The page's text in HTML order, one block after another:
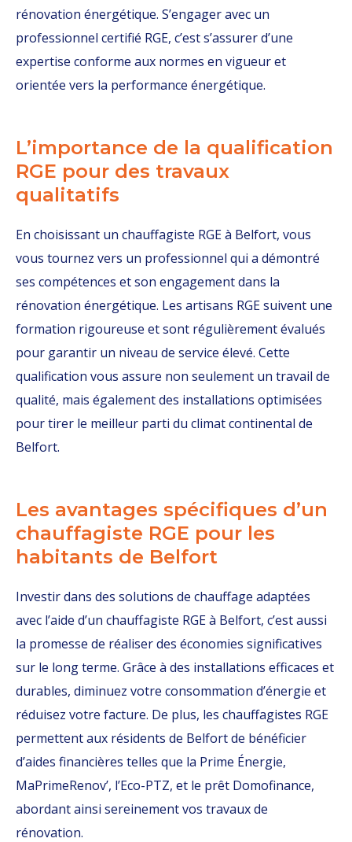
rénovation énergétique. S’engager avec un
professionnel certifié RGE, c’est s’assurer d’une
expertise conforme aux normes en vigueur et
orientée vers la performance énergétique.
L’importance de la qualification
RGE pour des travaux
qualitatifs
En choisissant un chauffagiste RGE à Belfort, vous
vous tournez vers un professionnel qui a démontré
ses compétences et son engagement dans la
rénovation énergétique. Les artisans RGE suivent une
formation rigoureuse et sont régulièrement évalués
pour garantir un niveau de service élevé. Cette
qualification vous assure non seulement un travail de
qualité, mais également des installations optimisées
pour tirer le meilleur parti du climat continental de
Belfort.
Les avantages spécifiques d’un
chauffagiste RGE pour les
habitants de Belfort
Investir dans des solutions de chauffage adaptées
avec l’aide d’un chauffagiste RGE à Belfort, c’est aussi
la promesse de réaliser des économies significatives
sur le long terme. Grâce à des installations efficaces et
durables, diminuez votre consommation d’énergie et
réduisez votre facture. De plus, les chauffagistes RGE
permettent aux résidents de Belfort de bénéficier
d’aides financières telles que la Prime Énergie,
MaPrimeRenov’, l’Eco-PTZ, et le prêt Domofinance,
abordant ainsi sereinement vos travaux de
rénovation.